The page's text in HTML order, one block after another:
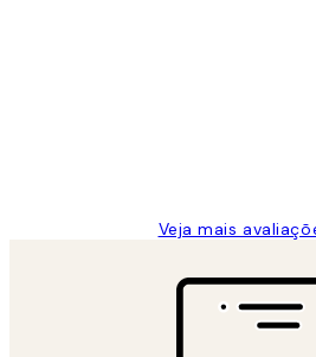
Veja mais